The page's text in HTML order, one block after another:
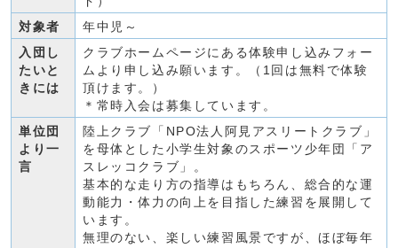
対象者
年中児～
入団し
たいと
きには
クラブホームページにある体験申し込みフォー
ムより申し込み願います。（1回は無料で体験
頂けます。）
＊常時入会は募集しています。
単位団
より一
言
陸上クラブ「NPO法人阿見アスリートクラブ」
を母体とした小学生対象のスポーツ少年団「ア
スレッコクラブ」。
基本的な走り方の指導はもちろん、総合的な運
動能力・体力の向上を目指した練習を展開して
います。
無理のない、楽しい練習風景ですが、ほぼ毎年